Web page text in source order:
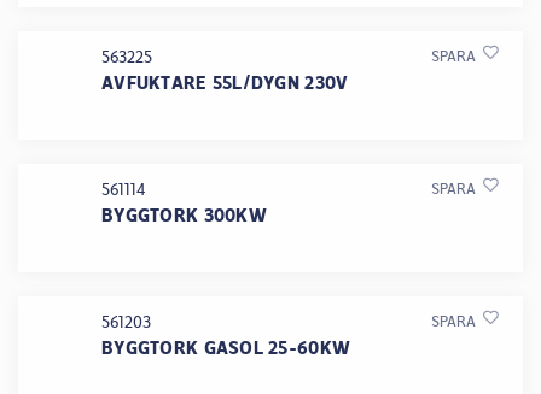
563225
AVFUKTARE 55L/DYGN 230V
SPARA
561114
BYGGTORK 300KW
SPARA
561203
BYGGTORK GASOL 25-60KW
SPARA